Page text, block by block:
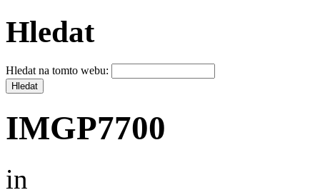
Hledat
Hledat na tomto webu:
IMGP7700
in